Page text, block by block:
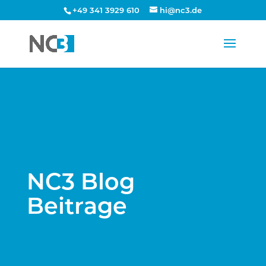
+49 341 3929 610 hi@nc3.de
NC3 Blog
Beitrage